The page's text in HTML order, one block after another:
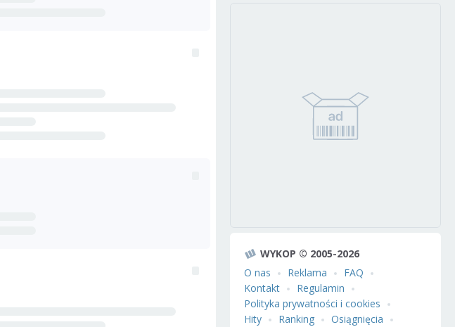
WYKOP © 2005-2026
O nas
Reklama
FAQ
Kontakt
Regulamin
Polityka prywatności i cookies
Hity
Ranking
Osiągnięcia